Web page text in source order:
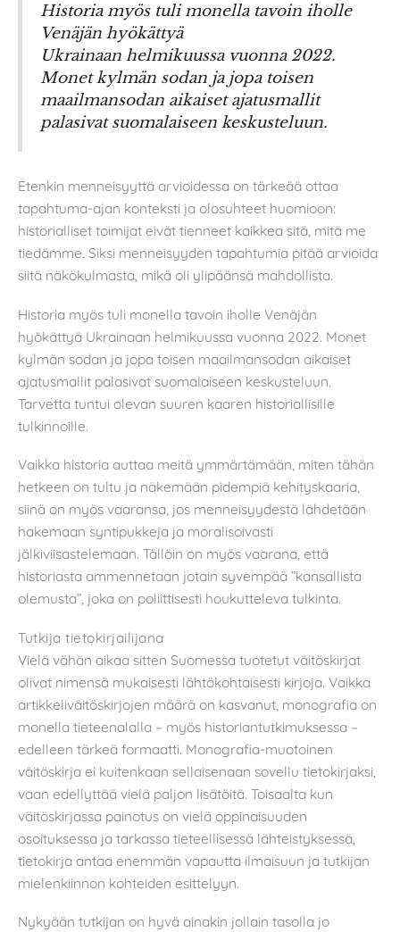
Historia myös tuli monella tavoin iholle
Venäjän hyökättyä
Ukrainaan helmikuussa vuonna 2022.
Monet kylmän sodan ja jopa toisen
maailmansodan aikaiset ajatusmallit
palasivat suomalaiseen keskusteluun.
Etenkin menneisyyttä arvioidessa on tärkeää ottaa
tapahtuma-ajan konteksti ja olosuhteet huomioon:
historialliset toimijat eivät tienneet kaikkea sitä, mitä me
tiedämme. Siksi menneisyyden tapahtumia pitää arvioida
siitä näkökulmasta, mikä oli ylipäänsä mahdollista.
Historia myös tuli monella tavoin iholle Venäjän
hyökättyä Ukrainaan helmikuussa vuonna 2022. Monet
kylmän sodan ja jopa toisen maailmansodan aikaiset
ajatusmallit palasivat suomalaiseen keskusteluun.
Tarvetta tuntui olevan suuren kaaren historiallisille
tulkinnoille.
Vaikka historia auttaa meitä ymmärtämään, miten tähän
hetkeen on tultu ja näkemään pidempiä kehityskaaria,
siinä on myös vaaransa, jos menneisyydestä lähdetään
hakemaan syntipukkeja ja moralisoivasti
jälkiviisastelemaan. Tällöin on myös vaarana, että
historiasta ammennetaan jotain syvempää ”kansallista
olemusta”, joka on poliittisesti houkutteleva tulkinta.
Tutkija tietokirjailijana
Vielä vähän aikaa sitten Suomessa tuotetut väitöskirjat
olivat nimensä mukaisesti lähtökohtaisesti kirjoja. Vaikka
artikkeliväitöskirjojen määrä on kasvanut, monografia on
monella tieteenalalla – myös historiantutkimuksessa –
edelleen tärkeä formaatti. Monografia-muotoinen
väitöskirja ei kuitenkaan sellaisenaan sovellu tietokirjaksi,
vaan edellyttää vielä paljon lisätöitä. Toisaalta kun
väitöskirjassa painotus on vielä oppinaisuuden
osoituksessa ja tarkassa tieteellisessä lähteistyksessä,
tietokirja antaa enemmän vapautta ilmaisuun ja tutkijan
mielenkiinnon kohteiden esittelyyn.
Nykyään tutkijan on hyvä ainakin jollain tasolla jo